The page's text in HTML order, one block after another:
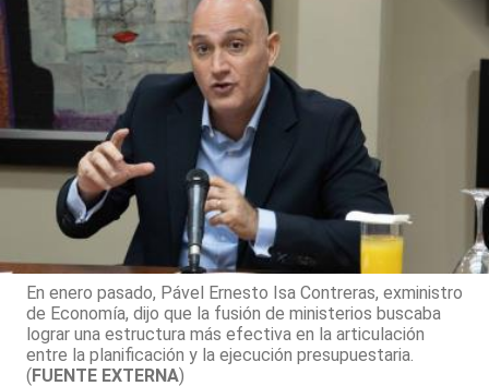
En enero pasado, Pável Ernesto Isa Contreras, exministro
de Economía, dijo que la fusión de ministerios buscaba
lograr una estructura más efectiva en la articulación
entre la planificación y la ejecución presupuestaria.
(FUENTE EXTERNA)